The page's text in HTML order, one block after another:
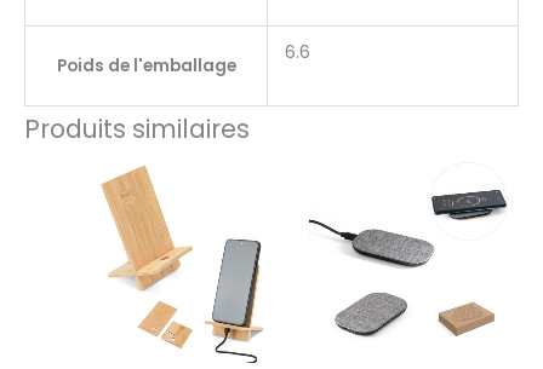
Poids de l'emballage
6.6
Produits similaires